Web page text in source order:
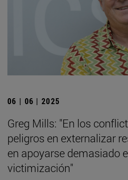
06 | 06 | 2025
Greg Mills: "En los
peligros en externalizar
en apoyarse demasiado
victimización"